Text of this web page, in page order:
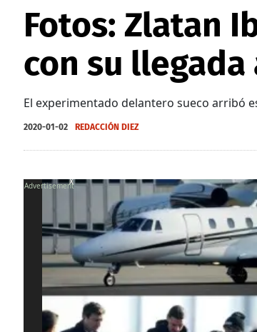
Fotos: Zlatan
con su llegada
El experimentado delantero sueco arribó
2020-01-02 REDACCIÓN DIEZ
X